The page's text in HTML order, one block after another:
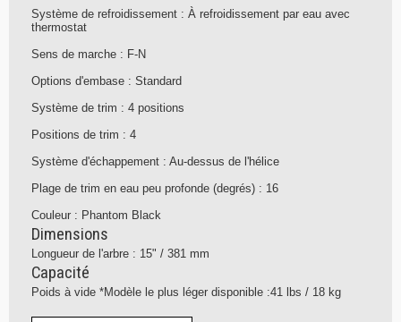
Système de refroidissement : À refroidissement par eau avec
thermostat
Sens de marche : F-N
Options d'embase : Standard
Système de trim : 4 positions
Positions de trim : 4
Système d'échappement : Au-dessus de l'hélice
Plage de trim en eau peu profonde (degrés) : 16
Couleur : Phantom Black
Dimensions
Longueur de l'arbre : 15" / 381 mm
Capacité
Poids à vide *Modèle le plus léger disponible :41 lbs / 18 kg